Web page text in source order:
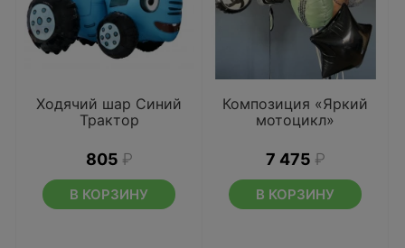
Ходячий шар Синий
Трактор
805 ₽
В КОРЗИНУ
Композиция «Яркий
мотоцикл»
7 475 ₽
В КОРЗИНУ